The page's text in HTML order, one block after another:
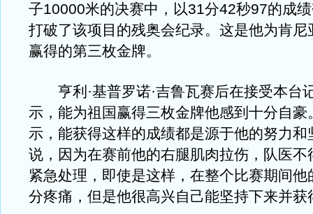
子10000米的决赛中，以31分42秒97的成
打破了该项目的残奥会纪录。这是他为肯尼
赢得的第三枚金牌。
亨利·基普罗诺·吉鲁瓦赛后在接受本台
示，能为祖国赢得三枚金牌他感到十分自豪
示，能获得这样的成绩都是源于他的努力和
说，因为在赛前他的右腿肌肉拉伤，队医不
紧急处理，即使是这样，在整个比赛期间他
分疼痛，但是他很高兴自己能坚持下来并获